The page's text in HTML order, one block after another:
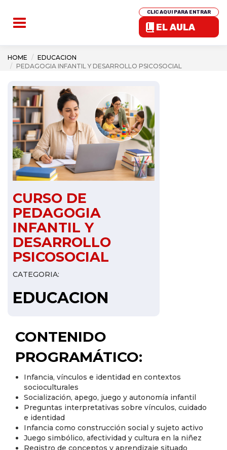
CLIC AQUI PARA ENTRAR
EL AULA
HOME
EDUCACION
PEDAGOGIA INFANTIL Y DESARROLLO PSICOSOCIAL
CURSO DE
PEDAGOGIA
INFANTIL Y
DESARROLLO
PSICOSOCIAL
CATEGORIA:
EDUCACION
CONTENIDO
PROGRAMÁTICO:
Infancia, vínculos e identidad en contextos
socioculturales
Socialización, apego, juego y autonomía infantil
Preguntas interpretativas sobre vínculos, cuidado
e identidad
Infancia como construcción social y sujeto activo
Juego simbólico, afectividad y cultura en la niñez
Registro de conceptos y aprendizaje situado